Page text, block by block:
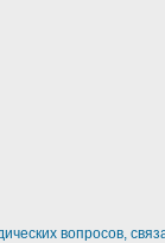
вопросов,